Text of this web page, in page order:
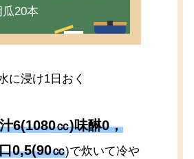
瓜20本
に浸け1日おく
6(1080㏄)味醂0，
0,5(90㏄)で炊いて冷や